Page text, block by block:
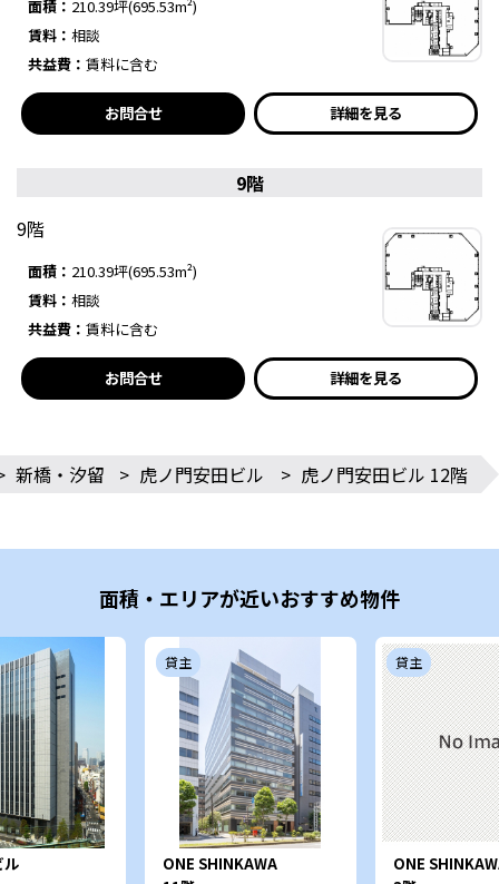
面積： 210.39坪(695.53m²)
賃料： 相談
共益費： 賃料に含む
お問合せ 詳細を見る
9階
9階
面積： 210.39坪(695.53m²)
賃料： 相談
共益費： 賃料に含む
お問合せ 詳細を見る
新橋・汐留 > 虎ノ門安田ビル > 虎ノ門安田ビル 12階
面積・エリアが近いおすすめ物件
ル
貸主
ONE SHINKAWA
貸主
ONE